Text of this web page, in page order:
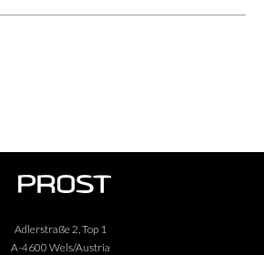
Adlerstraße 2, Top 1
A-4600 Wels/Austria